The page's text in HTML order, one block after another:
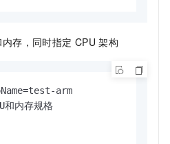
内存，同时指定 CPU 架构
arm
和内存规格